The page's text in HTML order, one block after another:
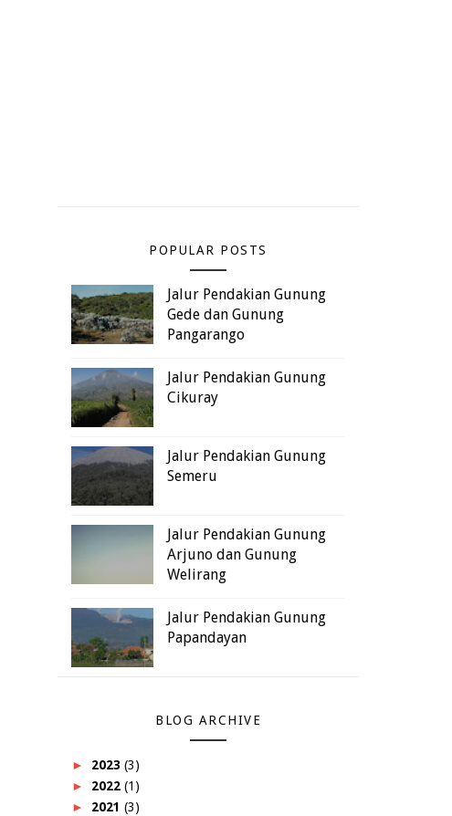
POPULAR POSTS
Jalur Pendakian Gunung
Gede dan Gunung
Pangarango
Jalur Pendakian Gunung
Cikuray
Jalur Pendakian Gunung
Semeru
Jalur Pendakian Gunung
Arjuno dan Gunung
Welirang
Jalur Pendakian Gunung
Papandayan
BLOG ARCHIVE
► 2023 (3)
► 2022 (1)
► 2021 (3)